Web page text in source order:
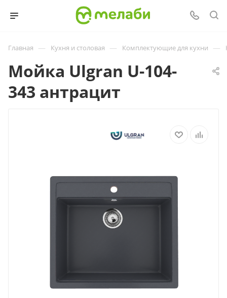
Главная — Кухня и столовая — Комплектующие для кухни —
Мойка Ulgran U-104-
343 антрацит